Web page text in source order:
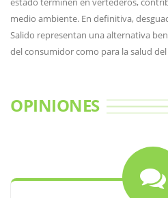
medio ambiente. En definitiva,
Salido representan una alternativa
del consumidor como para la salud
OPINIONES